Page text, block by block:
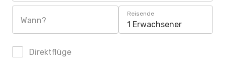
Wann?
Reisende
1 Erwachsener
Direktflüge